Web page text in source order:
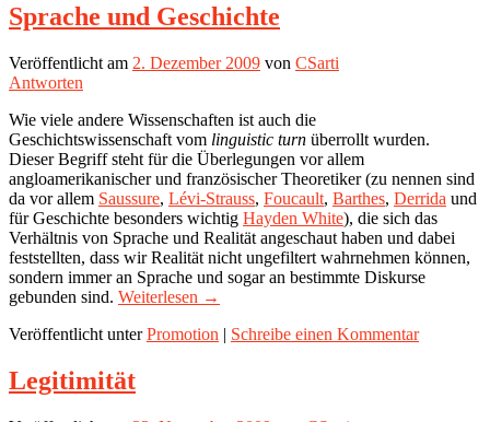
Sprache und Geschichte
Veröffentlicht am 2. Dezember 2009 von CSarti
Antworten
Wie viele andere Wissenschaften ist auch die
Geschichtswissenschaft vom linguistic turn überrollt wurden.
Dieser Begriff steht für die Überlegungen vor allem
angloamerikanischer und französischer Theoretiker (zu nennen sind
da vor allem Saussure, Lévi-Strauss, Foucault, Barthes, Derrida und
für Geschichte besonders wichtig Hayden White), die sich das
Verhältnis von Sprache und Realität angeschaut haben und dabei
feststellten, dass wir Realität nicht ungefiltert wahrnehmen können,
sondern immer an Sprache und sogar an bestimmte Diskurse
gebunden sind. Weiterlesen →
Veröffentlicht unter Promotion | Schreibe einen Kommentar
Legitimität